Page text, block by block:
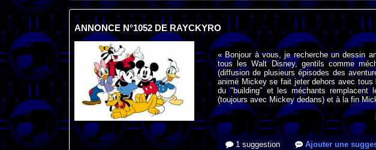
ANNONCE N°1052 DE RAYCKYRO
« Bonjour à vous, je recherche un dessin
tous les Walt Disney, gentils comme
(diffusion de plusieurs épisodes des
animé Mickey se fait jeter dehors avec
du "building" et les méchants remplacent
(toujours avec Mickey dedans) et à la fin
1 suggestion Ajouter une